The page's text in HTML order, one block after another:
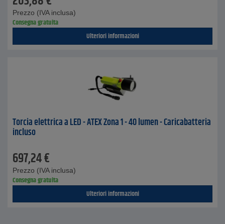
Prezzo (IVA inclusa)
Consegna gratuita
Ulteriori informazioni
Torcia elettrica a LED - ATEX Zona 1 - 40 lumen - Caricabatteria
incluso
697,24€
Prezzo (IVA inclusa)
Consegna gratuita
Ulteriori informazioni